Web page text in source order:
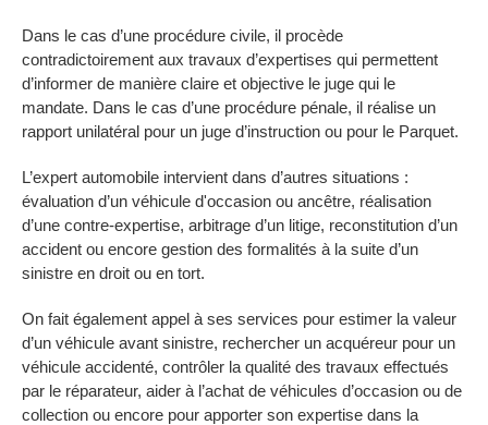
Dans le cas d’une procédure civile, il procède
contradictoirement aux travaux d’expertises qui permettent
d’informer de manière claire et objective le juge qui le
mandate. Dans le cas d’une procédure pénale, il réalise un
rapport unilatéral pour un juge d’instruction ou pour le Parquet.
L’expert automobile intervient dans d’autres situations :
évaluation d’un véhicule d'occasion ou ancêtre, réalisation
d’une contre-expertise, arbitrage d’un litige, reconstitution d’un
accident ou encore gestion des formalités à la suite d’un
sinistre en droit ou en tort.
On fait également appel à ses services pour estimer la valeur
d’un véhicule avant sinistre, rechercher un acquéreur pour un
véhicule accidenté, contrôler la qualité des travaux effectués
par le réparateur, aider à l’achat de véhicules d’occasion ou de
collection ou encore pour apporter son expertise dans la